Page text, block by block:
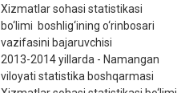
Xizmatlar sohasi statistikasi
bo‘limi boshlig‘ining o‘rinbosari
vazifasini bajaruvchisi
2013-2014 yillarda - Namangan
viloyati statistika boshqarmasi